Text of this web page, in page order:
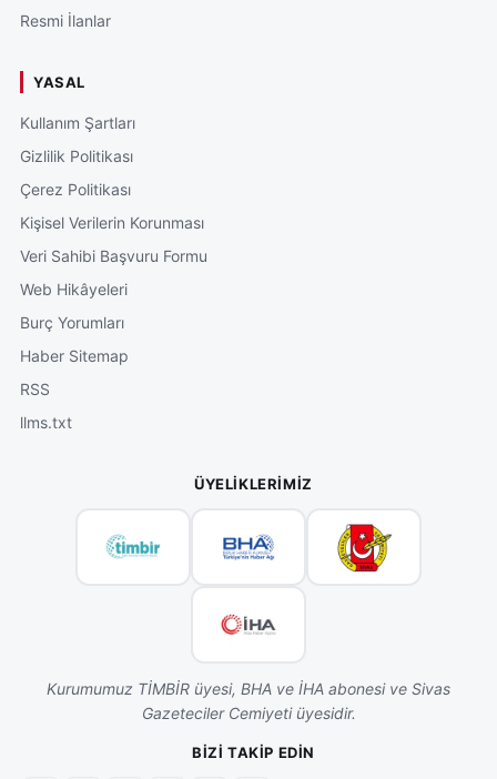
Resmi İlanlar
YASAL
Kullanım Şartları
Gizlilik Politikası
Çerez Politikası
Kişisel Verilerin Korunması
Veri Sahibi Başvuru Formu
Web Hikâyeleri
Burç Yorumları
Haber Sitemap
RSS
llms.txt
ÜYELIKLERIMIZ
Kurumumuz TİMBİR üyesi, BHA ve İHA abonesi ve Sivas
Gazeteciler Cemiyeti üyesidir.
BIZI TAKIP EDIN